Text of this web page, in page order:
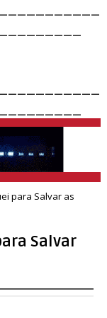
para Salvar as
Salvar